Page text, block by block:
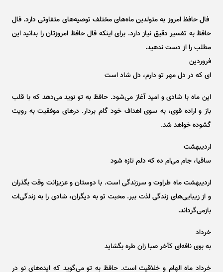
فال حافظ امروز به متولدین ماه‌های مختلف توصیه‌های متفاوتی دارد. فال
حافظ به تفسیر دقیق نیاز دارد. برای اینکه فال حافظ امروزتان را بدانید این
مطلب را از دست ندهید.
فروردین
‌ای که در دل مهر تو دارم، دل شاد است
این ماه با شادی و امید آغاز می‌شود. حافظ به تو نوید می‌دهد که با قلب
باز و اراده قوی، به سوی اهداف خود گام بردار. در‌های موفقیت به رویت
گشوده خواهد شد.
اردیبهشت
ساقیا، جام می‌ام ده که دلم تازه شود
اردیبهشت ماه طراوت و سرزندگی است. با دوستان و عزیزانت وقت بگذران
و از زیبایی‌های زندگی لذت ببر. محبت تو به دیگران، شادی را به زندگی‌ات
بازمی‌گرداند.
خرداد
به بوی نافه‌ای کآخر صبا زان طره بگشاید
خرداد ماه الهام و خلاقیت است. حافظ به تو می‌گوید که ایده‌های نو در